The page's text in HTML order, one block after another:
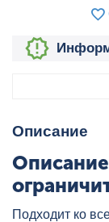
Описание
NAVIEN,
Подходит ко